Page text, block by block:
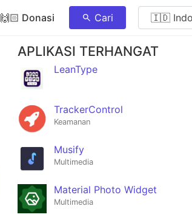
🙌🏻 Donasi Cari 🇮🇩
APLIKASI TERHANGAT
LeanType
TrackerControl
Keamanan
Musify
Multimedia
Material Photo Widget
Multimedia